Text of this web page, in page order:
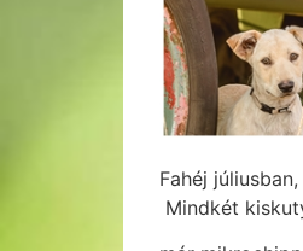
Fahéj
Mindkét